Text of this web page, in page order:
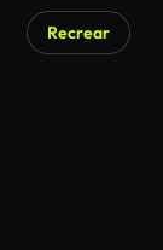
Recrear